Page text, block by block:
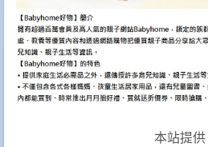
本站提供